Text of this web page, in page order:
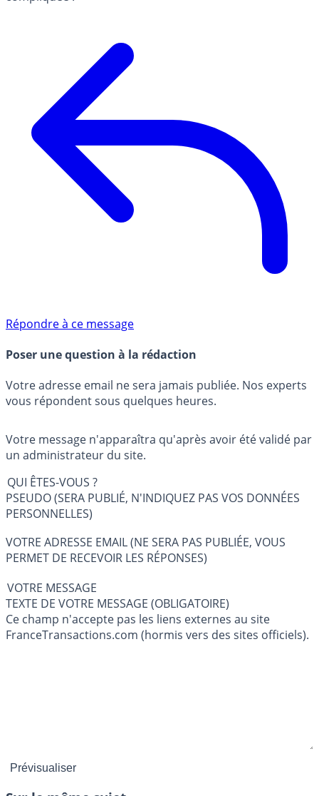
Répondre à ce message
Poser une question à la rédaction
Votre adresse email ne sera jamais publiée. Nos experts
vous répondent sous quelques heures.
Votre message n'apparaîtra qu'après avoir été validé par
un administrateur du site.
QUI ÊTES-VOUS ?
PSEUDO (SERA PUBLIÉ, N'INDIQUEZ PAS VOS DONNÉES
PERSONNELLES)
VOTRE ADRESSE EMAIL (NE SERA PAS PUBLIÉE, VOUS
PERMET DE RECEVOIR LES RÉPONSES)
VOTRE MESSAGE
TEXTE DE VOTRE MESSAGE (OBLIGATOIRE)
Ce champ n'accepte pas les liens externes au site
FranceTransactions.com (hormis vers des sites officiels).